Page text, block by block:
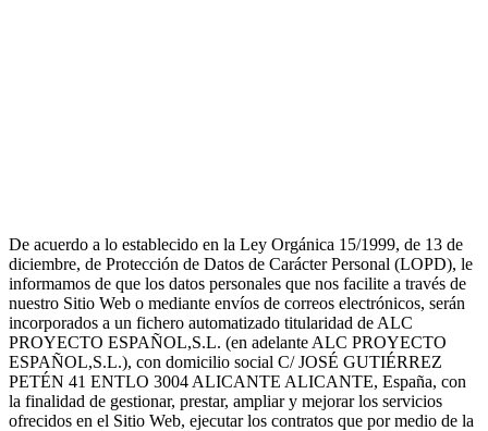
De acuerdo a lo establecido en la Ley Orgánica 15/1999, de 13 de
diciembre, de Protección de Datos de Carácter Personal (LOPD), le
informamos de que los datos personales que nos facilite a través de
nuestro Sitio Web o mediante envíos de correos electrónicos, serán
incorporados a un fichero automatizado titularidad de ALC
PROYECTO ESPAÑOL,S.L. (en adelante ALC PROYECTO
ESPAÑOL,S.L.), con domicilio social C/ JOSÉ GUTIÉRREZ
PETÉN 41 ENTLO 3004 ALICANTE ALICANTE, España, con
la finalidad de gestionar, prestar, ampliar y mejorar los servicios
ofrecidos en el Sitio Web, ejecutar los contratos que por medio de la